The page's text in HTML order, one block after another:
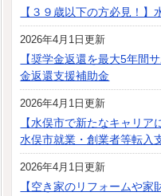
【３９歳以下の方必見！
2026年4月1日更新
【奨学金返還を最大5年間
金返還支援補助金
2026年4月1日更新
【水俣市で新たなキャリ
水俣市就業・創業者等転入
2026年4月1日更新
【空き家のリフォームや